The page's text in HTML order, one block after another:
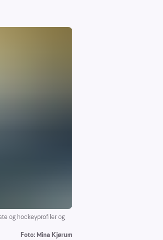
og hockeyprofiler og
Foto: Mina Kjørum